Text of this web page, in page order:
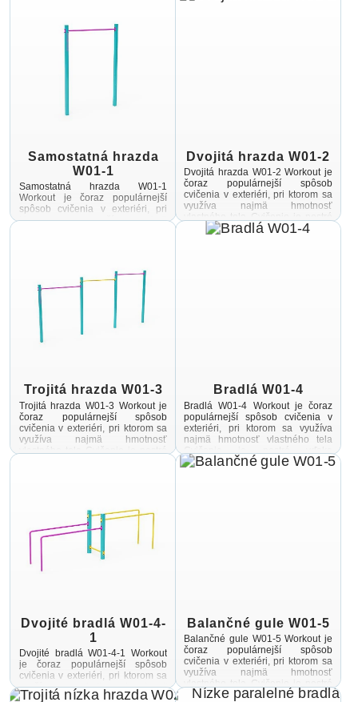
Samostatná hrazda
W01-1
Samostatná hrazda W01-1
Workout je čoraz populárnejší
spôsob cvičenia v exteriéri, pri
ktorom sa využíva najmä
Dvojitá hrazda W01-2
Dvojitá hrazda W01-2 Workout je
čoraz populárnejší spôsob
cvičenia v exteriéri, pri ktorom sa
využíva najmä hmotnosť
vlastného tela Cvičenie je pestré
vďaka vonkajšiemu prostrediu ...
Trojitá hrazda W01-3
Trojitá hrazda W01-3 Workout je
čoraz populárnejší spôsob
cvičenia v exteriéri, pri ktorom sa
využíva najmä hmotnosť
vlastného tela Cvičenie je pestré
Bradlá W01-4
Bradlá W01-4 Workout je čoraz
populárnejší spôsob cvičenia v
exteriéri, pri ktorom sa využíva
najmä hmotnosť vlastného tela
Cvičenie je pestré vďaka
vonkajšiemu prostrediu a ...
Dvojité bradlá W01-4-
1
Dvojité bradlá W01-4-1 Workout
je čoraz populárnejší spôsob
cvičenia v exteriéri, pri ktorom sa
využíva najmä hmotnosť
vlastného tela Cvičenie je pestré
Balančné gule W01-5
Balančné gule W01-5 Workout je
čoraz populárnejší spôsob
cvičenia v exteriéri, pri ktorom sa
využíva najmä hmotnosť
vlastného tela Cvičenie je pestré
vďaka vonkajšiemu prostrediu ...